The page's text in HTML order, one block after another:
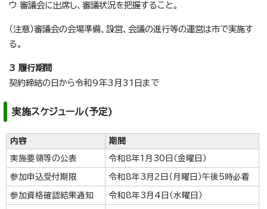
ウ 審議会に出席し、審議状況を把握すること。
（注意）審議会の会場準備、設営、会議の進行等の運営は市で実施す
る。
3 履行期間
契約締結の日から令和9年3月31日まで
実施スケジュール(予定)
内容 期間
実施要領等の公表 令和8年1月30日（金曜日）
参加申込受付期限 令和8年3月2日（月曜日）午後5時必着
参加資格確認結果通知 令和8年3月4日（水曜日）